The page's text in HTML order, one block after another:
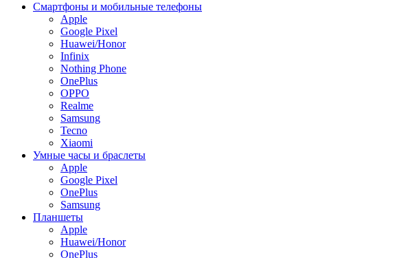
Смартфоны и мобильные телефоны
Apple
Google Pixel
Huawei/Honor
Infinix
Nothing Phone
OnePlus
OPPO
Realme
Samsung
Tecno
Xiaomi
Умные часы и браслеты
Apple
Google Pixel
OnePlus
Samsung
Планшеты
Apple
Huawei/Honor
OnePlus